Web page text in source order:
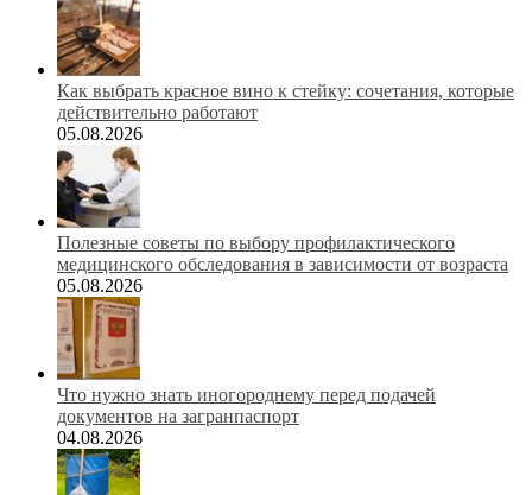
Как выбрать красное вино к стейку: сочетания, которые
действительно работают
05.08.2026
Полезные советы по выбору профилактического
медицинского обследования в зависимости от возраста
05.08.2026
Что нужно знать иногороднему перед подачей
документов на загранпаспорт
04.08.2026